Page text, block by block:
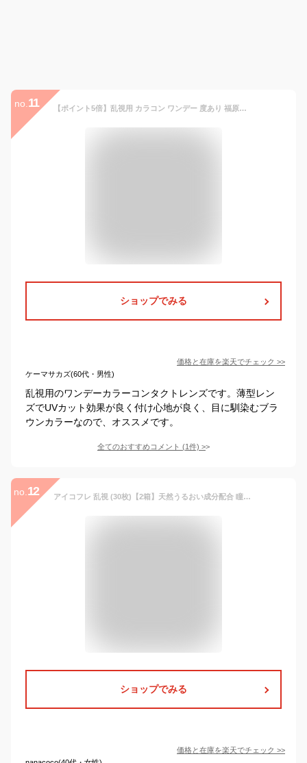
no. 11 【ポイント5倍】乱視用 カラコン ワンデー 度あり 福原遥 アイコフレUV M トーリック 1箱10枚入りDIA14.2mm BC8.6 (1day トーリック 乱視用 シード)ブラウン UVカット リッチメイク【送料無料】
ショップでみる
価格と在庫を楽天でチェック >>
ケーマサカズ(60代・男性)
乱視用のワンデーカラーコンタクトレンズです。薄型レン
ズでUVカット効果が良く付け心地が良く、目に馴染むブラ
ウンカラーなので、オススメです。
全てのおすすめコメント (1件) >
no. 12 アイコフレ 乱視 (30枚)【2箱】天然うるおい成分配合 瞳にやさしいUVカット機能付き 超薄型レンズ Eye coffret 1day UV M TORIC 乱視用 ナチュラル アイコフレ乱視用 1day ワンデー リッチメイク シード カラコン 度あり 乱視 1day 乱視用コンタクト トーリック
ショップでみる
価格と在庫を楽天でチェック >>